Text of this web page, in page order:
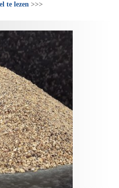
te lezen >>>